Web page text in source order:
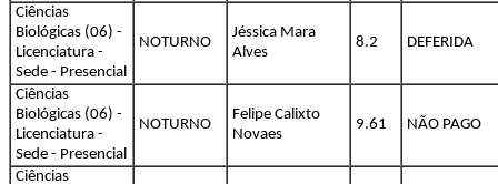
Ciências
Biológicas (06) -
Licenciatura -
Sede - Presencial
NOTURNO
Jéssica Mara
Alves
8.2 DEFERIDA
Ciências
Biológicas (06) -
Licenciatura -
Sede - Presencial
NOTURNO
Felipe Calixto
Novaes
9.61 NÃO PAGO
Ciências